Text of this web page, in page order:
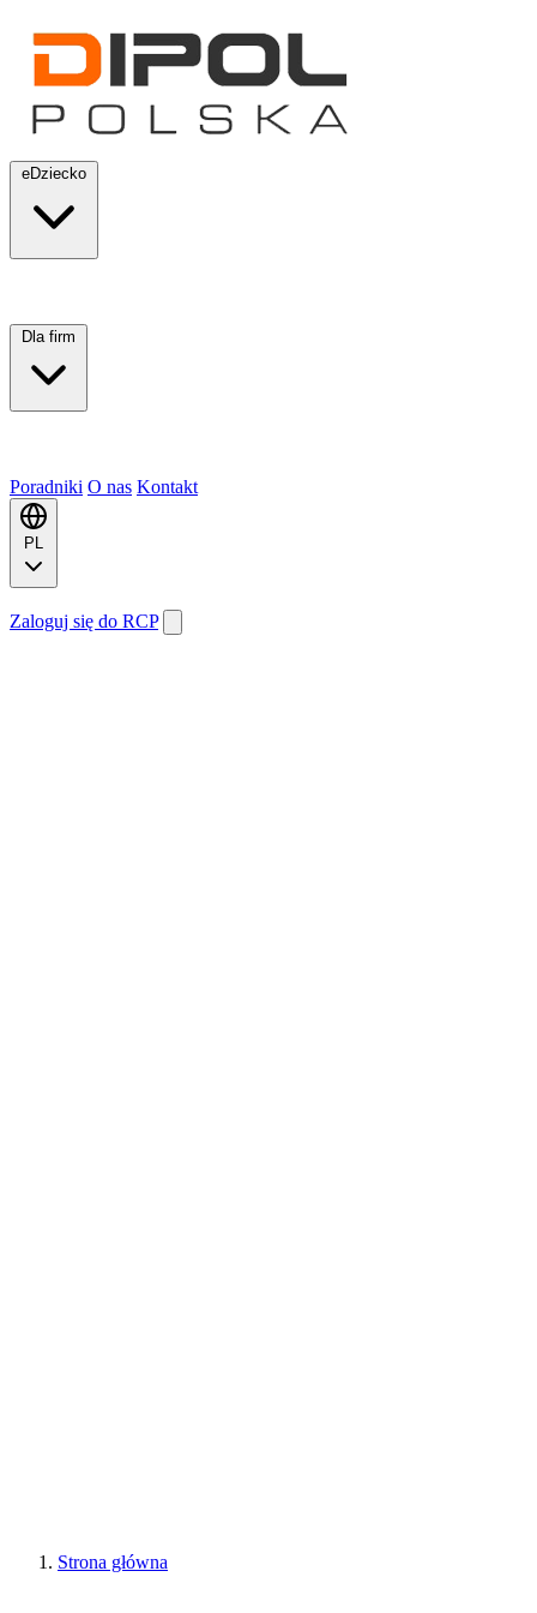
eDziecko
Dla firm
Poradniki O nas Kontakt
PL
Zaloguj się do RCP
Strona główna